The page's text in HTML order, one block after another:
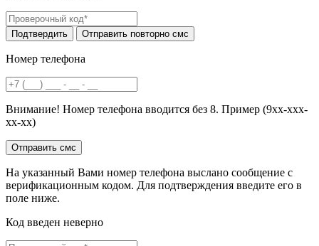
Номер телефона
Внимание! Номер телефона вводится без 8. Пример (9хх-ххх-
хх-хх)
На указанный Вами номер телефона выслано сообщение с
верификационным кодом. Для подтверждения введите его в
поле ниже.
Код введен неверно